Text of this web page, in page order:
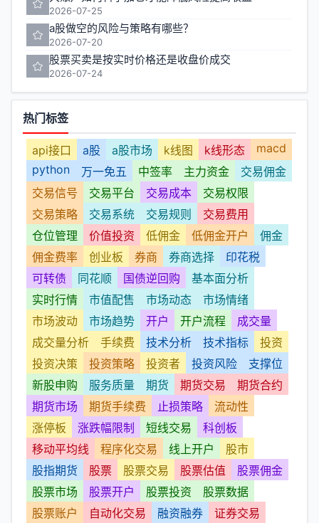
2026-07-25
a股做空的风险与策略有哪些？
2026-07-20
股票买卖是按实时价格还是收盘价成交
2026-07-24
热门标签
api接口 a股 a股市场 k线图 k线形态
macd
python
万一免五 中签率 主力资金
交易佣金
交易信号
交易平台 交易成本
交易权限
交易策略
交易系统 交易规则
交易费用
仓位管理
价值投资 低佣金 低佣金开户
佣金
佣金费率
创业板 券商 券商选择
印花税
可转债
同花顺 国债逆回购
基本面分析
实时行情
市值配售 市场动态
市场情绪
市场波动
市场趋势 开户 开户流程
成交量
成交量分析
手续费 技术分析 技术指标
投资
投资决策
投资策略 投资者 投资风险
支撑位
新股申购
服务质量 期货 期货交易
期货合约
期货市场
期货手续费 止损策略
流动性
涨停板
涨跌幅限制 短线交易
科创板
移动平均线
程序化交易 线上开户
股市
股指期货
股票 股票交易 股票估值
股票佣金
股票市场
股票开户 股票投资
股票数据
股票账户
自动化交易 融资融券
证券交易